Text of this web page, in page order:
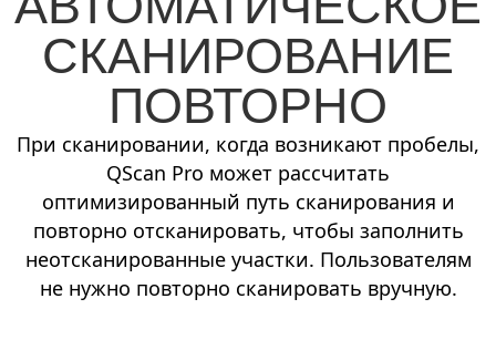
СКАНИРОВАНИЕ
ПОВТОРНО
При сканировании, когда возникают пробелы,
QScan Pro может рассчитать
оптимизированный путь сканирования и
повторно отсканировать, чтобы заполнить
неотсканированные участки. Пользователям
не нужно повторно сканировать вручную.